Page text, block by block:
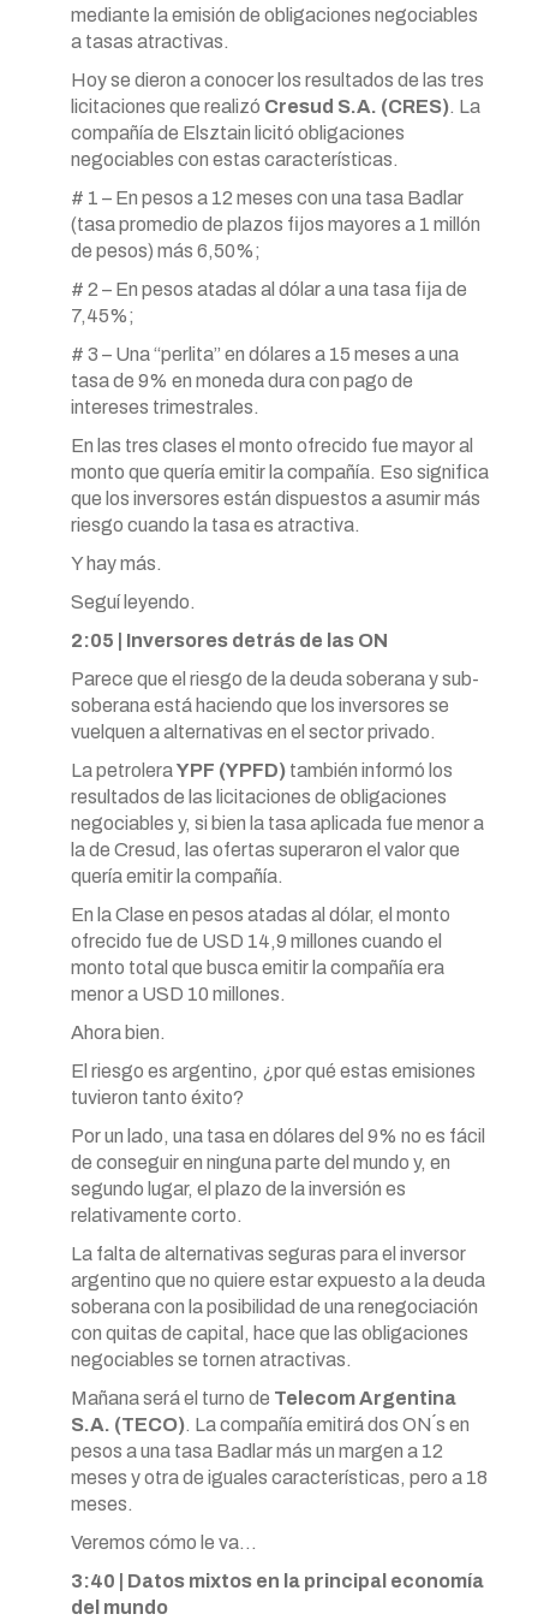
mediante la emisión de obligaciones negociables
a tasas atractivas.
Hoy se dieron a conocer los resultados de las tres
licitaciones que realizó Cresud S.A. (CRES). La
compañía de Elsztain licitó obligaciones
negociables con estas características.
# 1 – En pesos a 12 meses con una tasa Badlar
(tasa promedio de plazos fijos mayores a 1 millón
de pesos) más 6,50%;
# 2 – En pesos atadas al dólar a una tasa fija de
7,45%;
# 3 – Una “perlita” en dólares a 15 meses a una
tasa de 9% en moneda dura con pago de
intereses trimestrales.
En las tres clases el monto ofrecido fue mayor al
monto que quería emitir la compañía. Eso significa
que los inversores están dispuestos a asumir más
riesgo cuando la tasa es atractiva.
Y hay más.
Seguí leyendo.
2:05 | Inversores detrás de las ON
Parece que el riesgo de la deuda soberana y sub-
soberana está haciendo que los inversores se
vuelquen a alternativas en el sector privado.
La petroleraYPF (YPFD) también informó los
resultados de las licitaciones de obligaciones
negociables y, si bien la tasa aplicada fue menor a
la de Cresud, las ofertas superaron el valor que
quería emitir la compañía.
En la Clase en pesos atadas al dólar, el monto
ofrecido fue de USD 14,9 millones cuando el
monto total que busca emitir la compañía era
menor a USD 10 millones.
Ahora bien.
El riesgo es argentino, ¿por qué estas emisiones
tuvieron tanto éxito?
Por un lado, una tasa en dólares del 9% no es fácil
de conseguir en ninguna parte del mundo y, en
segundo lugar, el plazo de la inversión es
relativamente corto.
La falta de alternativas seguras para el inversor
argentino que no quiere estar expuesto a la deuda
soberana con la posibilidad de una renegociación
con quitas de capital, hace que las obligaciones
negociables se tornen atractivas.
Mañana será el turno de Telecom Argentina
S.A. (TECO). La compañía emitirá dos ON´s en
pesos a una tasa Badlar más un margen a 12
meses y otra de iguales características, pero a 18
meses.
Veremos cómo le va…
3:40 | Datos mixtos en la principal economía
del mundo